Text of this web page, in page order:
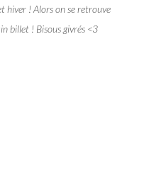
hiver ! Alors on se retrouve
billet ! Bisous givrés <3